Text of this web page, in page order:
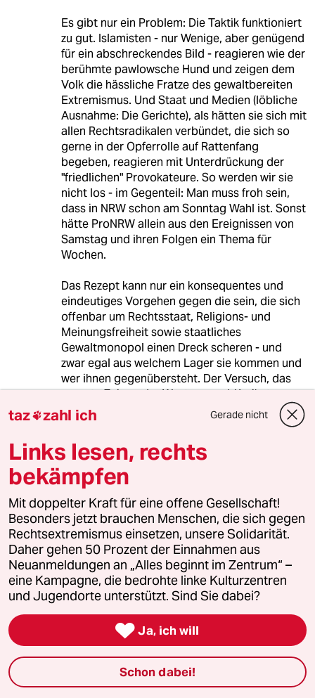
Es gibt nur ein Problem: Die Taktik funktioniert
zu gut. Islamisten - nur Wenige, aber genügend
für ein abschreckendes Bild - reagieren wie der
berühmte pawlowsche Hund und zeigen dem
Volk die hässliche Fratze des gewaltbereiten
Extremismus. Und Staat und Medien (löbliche
Ausnahme: Die Gerichte), als hätten sie sich mit
allen Rechtsradikalen verbündet, die sich so
gerne in der Opferrolle auf Rattenfang
begeben, reagieren mit Unterdrückung der
"friedlichen" Provokateure. So werden wir sie
nicht los - im Gegenteil: Man muss froh sein,
dass in NRW schon am Sonntag Wahl ist. Sonst
hätte ProNRW allein aus den Ereignissen von
Samstag und ihren Folgen ein Thema für
Wochen.
Das Rezept kann nur ein konsequentes und
eindeutiges Vorgehen gegen die sein, die sich
offenbar um Rechtsstaat, Religions- und
Meinungsfreiheit sowie staatliches
Gewaltmonopol einen Dreck scheren - und
zwar egal aus welchem Lager sie kommen und
wer ihnen gegenübersteht. Der Versuch, das
erneute Zeigen der Westergaard-Karikaturen
zu verbieten, war ein Aussetzer der
Landesregierung, der dem Angriff der
Salafisten in Bonn an Kontraproduktivität in
nichts nachsteht.
R rugero
09.05.2012 ,08:51 Uhr
In jeder Nachrichtensendung im TV oder
Radio, in jeder Zeitung dürfen wir groß
aufgemacht seine schlichte Sehenweise der
Probleme hören oder lesen. Das geht jetzt
Wir hören wie gefährlich die Salafisten sind,
aber über die Gefährlichkeit der rechten
Bewegung Pro NRW und ihre von der Polizei
geschützten gezielten Provokationen spricht
taz zahl ich Gerade nicht
Links lesen, rechts
bekämpfen
Mit doppelter Kraft für eine offene Gesellschaft!
Besonders jetzt brauchen Menschen, die sich gegen
Rechtsextremismus einsetzen, unsere Solidarität.
Daher gehen 50 Prozent der Einnahmen aus
Neuanmeldungen an „Alles beginnt im Zentrum“ –
eine Kampagne, die bedrohte linke Kulturzentren
und Jugendorte unterstützt. Sind Sie dabei?
 Ja, ich will
Schon dabei!